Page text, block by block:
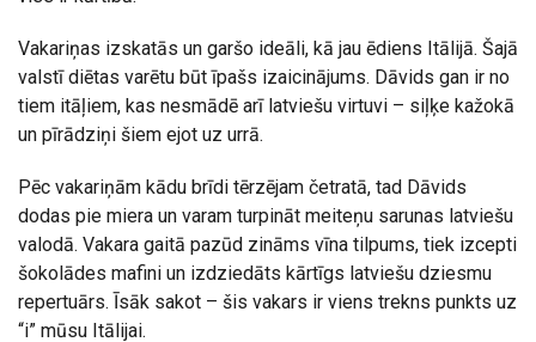
Vakariņas izskatās un garšo ideāli, kā jau ēdiens Itālijā. Šajā
valstī diētas varētu būt īpašs izaicinājums. Dāvids gan ir no
tiem itāļiem, kas nesmādē arī latviešu virtuvi – siļķe kažokā
un pīrādziņi šiem ejot uz urrā.
Pēc vakariņām kādu brīdi tērzējam četratā, tad Dāvids
dodas pie miera un varam turpināt meiteņu sarunas latviešu
valodā. Vakara gaitā pazūd zināms vīna tilpums, tiek izcepti
šokolādes mafini un izdziedāts kārtīgs latviešu dziesmu
repertuārs. Īsāk sakot – šis vakars ir viens trekns punkts uz
“i” mūsu Itālijai.